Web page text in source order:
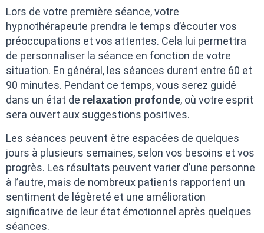
Lors de votre première séance, votre
hypnothérapeute prendra le temps d’écouter vos
préoccupations et vos attentes. Cela lui permettra
de personnaliser la séance en fonction de votre
situation. En général, les séances durent entre 60 et
90 minutes. Pendant ce temps, vous serez guidé
dans un état de relaxation profonde, où votre esprit
sera ouvert aux suggestions positives.
Les séances peuvent être espacées de quelques
jours à plusieurs semaines, selon vos besoins et vos
progrès. Les résultats peuvent varier d’une personne
à l’autre, mais de nombreux patients rapportent un
sentiment de légèreté et une amélioration
significative de leur état émotionnel après quelques
séances.